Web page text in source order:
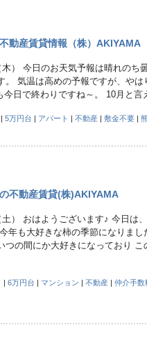
動産賃貸情報（株）AKIYAMA
木） 今日のお天気予報は晴れのち
。 気温は高めの予報ですが、や
今日で終わりですね～。 10月と
|5万円台 | アパート |不動産 |敷金不要 |
不動産賃貸(株)AKIYAMA
土） おはようございます♪ 今日は
年も大好きな柿の季節になりま
つの間にか大好きになっており
|6万円台 | マンション |不動産 |仲介手数